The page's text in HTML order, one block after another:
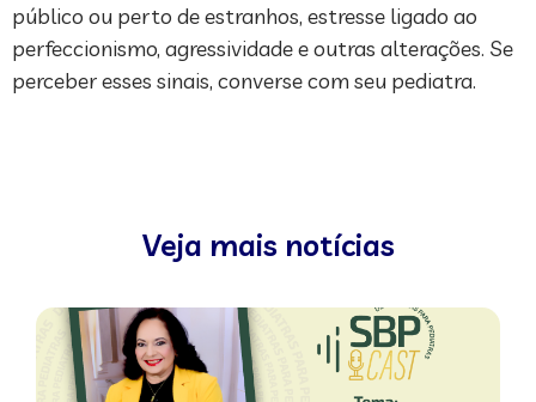
público ou perto de estranhos, estresse ligado ao
perfeccionismo, agressividade e outras alterações. Se
perceber esses sinais, converse com seu pediatra.
Veja mais notícias